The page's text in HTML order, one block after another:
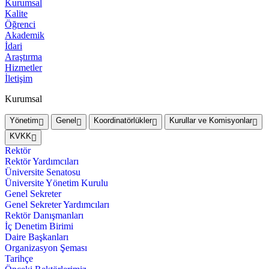
Kurumsal
Kalite
Öğrenci
Akademik
İdari
Araştırma
Hizmetler
İletişim
Kurumsal
Yönetim Genel Koordinatörlükler
Kurullar ve Komisyonlar
KVKK
Rektör
Rektör Yardımcıları
Üniversite Senatosu
Üniversite Yönetim Kurulu
Genel Sekreter
Genel Sekreter Yardımcıları
Rektör Danışmanları
İç Denetim Birimi
Daire Başkanları
Organizasyon Şeması
Tarihçe